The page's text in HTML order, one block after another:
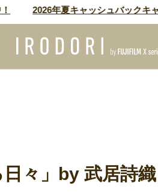
2026年夏キャッシュバックキャンペ
日々」by 武居詩